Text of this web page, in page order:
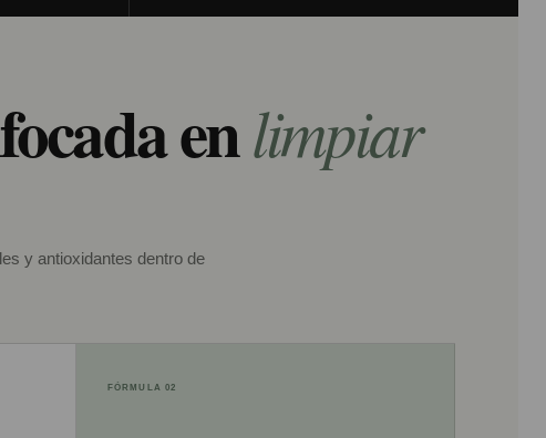
enlimpiar
y antioxidantes dentro de
FÓRMULA 02